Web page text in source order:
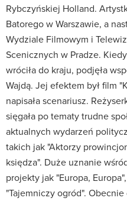
Rybczyńskiej Holland.
Batorego w Warszawie, a
Wydziale Filmowym i
Scenicznych w Pradze.
wróciła do kraju, podjęła
Wajdą. Jej efektem był film
napisała scenariusz.
sięgała po tematy trudne
aktualnych wydarzeń
takich jak "Aktorzy
księdza". Duże uznanie
projekty jak "Europa,
"Tajemniczy ogród".